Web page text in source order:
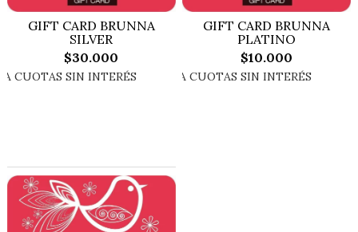
GIFT CARD BRUNNA
SILVER
$30.000
GIFT CARD BRUNNA
PLATINO
$10.000